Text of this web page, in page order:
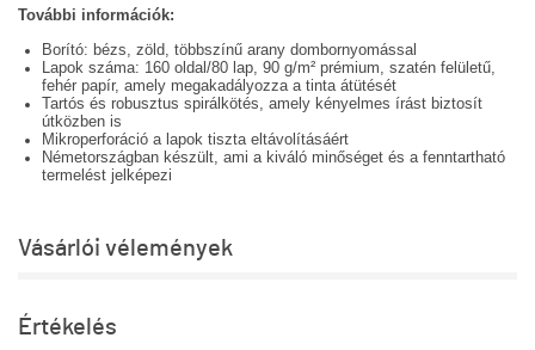
További információk:
Borító: bézs, zöld, többszínű arany dombornyomással
Lapok száma: 160 oldal/80 lap, 90 g/m² prémium, szatén felületű,
fehér papír, amely megakadályozza a tinta átütését
Tartós és robusztus spirálkötés, amely kényelmes írást biztosít
útközben is
Mikroperforáció a lapok tiszta eltávolításáért
Németországban készült, ami a kiváló minőséget és a fenntartható
termelést jelképezi
Vásárlói vélemények
Értékelés